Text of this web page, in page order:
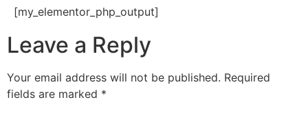
[my_elementor_php_output]
Leave a Reply
Your email address will not be published. Required
fields are marked *